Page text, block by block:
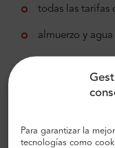
Para garantizar la
tecnologías como
todas las tarifas
almuerzo y
¿Qué se excluye?
excursiones
Bebidas.